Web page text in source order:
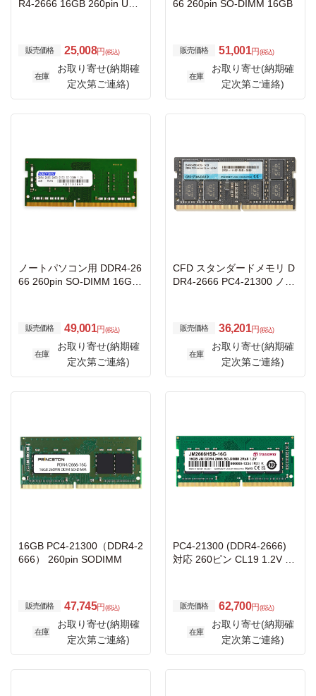
R4-2666 16GB 260pin Unb
販売価格 25,008円 (税込)
在庫
お取り寄せ(納期確
定次第ご連絡)
66 260pin SO-DIMM 16GB
販売価格 51,001円 (税込)
在庫
お取り寄せ(納期確
定次第ご連絡)
ノートパソコン用 DDR4-26
66 260pin SO-DIMM 16GB
販売価格 49,001円 (税込)
在庫
お取り寄せ(納期確
定次第ご連絡)
CFD スタンダードメモリ D
DR4-2666 PC4-21300 ノー
販売価格 36,201円 (税込)
在庫
お取り寄せ(納期確
定次第ご連絡)
16GB PC4-21300（DDR4-2
666） 260pin SODIMM
販売価格 47,745円 (税込)
在庫
お取り寄せ(納期確
定次第ご連絡)
PC4-21300 (DDR4-2666)
対応 260ピン CL19 1.2V D
販売価格 62,700円 (税込)
在庫
お取り寄せ(納期確
定次第ご連絡)